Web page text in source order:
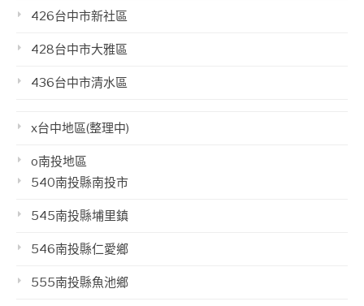
426台中市新社區
428台中市大雅區
436台中市清水區
x台中地區(整理中)
o南投地區
540南投縣南投市
545南投縣埔里鎮
546南投縣仁愛鄉
555南投縣魚池鄉